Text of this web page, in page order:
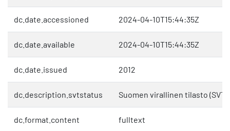
dc.date.accessioned 2024-04-10T15:44:35Z
dc.date.available 2024-04-10T15:44:35Z
dc.date.issued 2012
dc.description.svtstatus Suomen virallinen tilasto (SVT)
dc.format.content fulltext